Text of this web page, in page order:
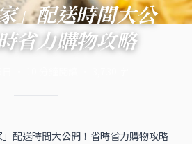
」配送時間大公
省力購物攻略
配送時間大公開！省時省力購物攻略